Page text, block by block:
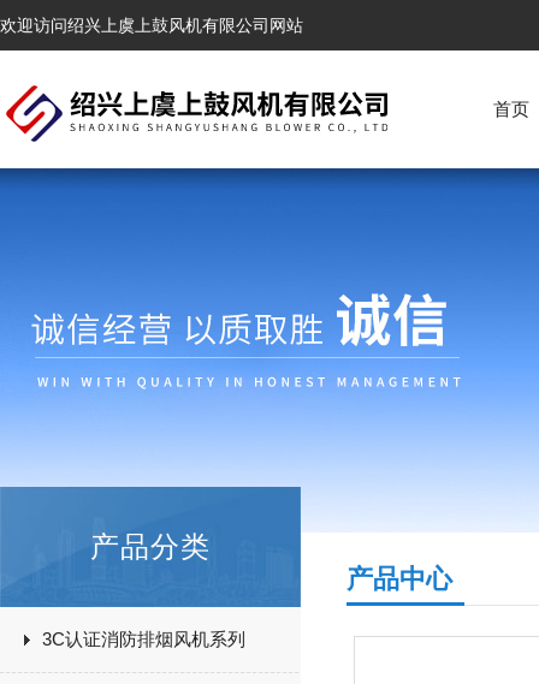
欢迎访问绍兴上虞上鼓风机有限公司网站
首页
产品分类
3C认证消防排烟风机系列
产品中心